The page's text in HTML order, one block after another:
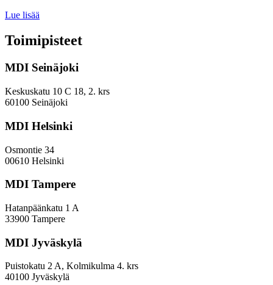
Lue lisää
ja
kehyskunnat
parantaa
EVP-
indeksissä?
Toimipisteet
MDI Seinäjoki
Keskuskatu 10 C 18, 2. krs
60100 Seinäjoki
MDI Helsinki
Osmontie 34
00610 Helsinki
MDI Tampere
Hatanpäänkatu 1 A
33900 Tampere
MDI Jyväskylä
Puistokatu 2 A, Kolmikulma 4. krs
40100 Jyväskylä